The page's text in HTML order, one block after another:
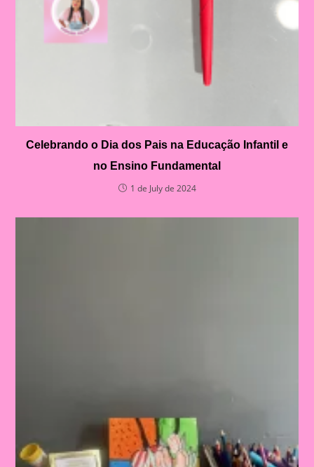
Celebrando o Dia dos Pais na Educação Infantil e
no Ensino Fundamental
1 de July de 2024